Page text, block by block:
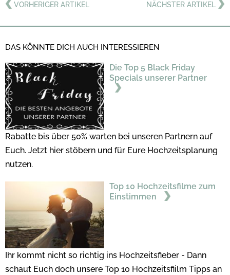
VORHERIGER ARTIKEL NÄCHSTER ARTIKEL
DAS KÖNNTE DICH AUCH INTERESSIEREN
Die Top 5 Black Friday
Specials unserer Partner
Rabatte bis über 50% warten bei unseren Partnern auf
Euch. Jetzt hier stöbern und für Eure Hochzeitsplanung
nutzen.
Top 10 Hochzeitsfilme zum
Einstimmen
Ihr kommt nicht so richtig ins Hochzeitsfieber - Dann
schaut Euch doch unsere Top 10 Hochzeitsfiilm Tipps an